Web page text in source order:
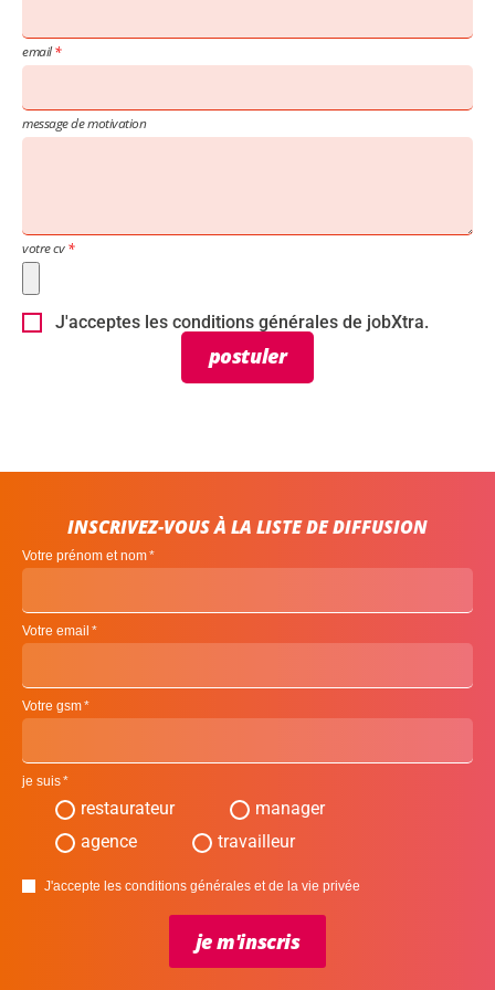
email
message de motivation
votre cv
J'acceptes les conditions générales de jobXtra.
postuler
INSCRIVEZ-VOUS À LA LISTE DE DIFFUSION
Votre prénom et nom
Votre email
Votre gsm
je suis
restaurateur
manager
agence
travailleur
J'accepte les conditions générales et de la vie privée
je m'inscris